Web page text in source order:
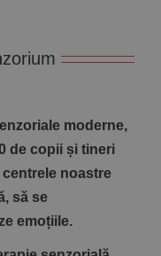
moderne,
de copii și tineri
noastre
să se
emoțiile.